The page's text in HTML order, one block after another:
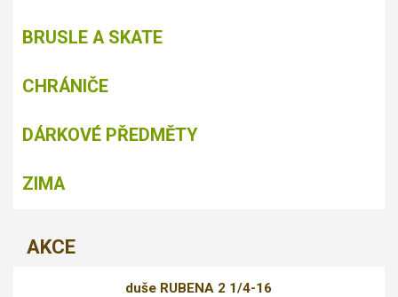
BRUSLE A SKATE
CHRÁNIČE
DÁRKOVÉ PŘEDMĚTY
ZIMA
AKCE
duše RUBENA 2 1/4-16